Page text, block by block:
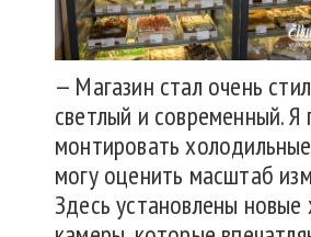
— Магазин стал очень
светлый и современный. Я
монтировать
могу оценить масштаб
Здесь установлены